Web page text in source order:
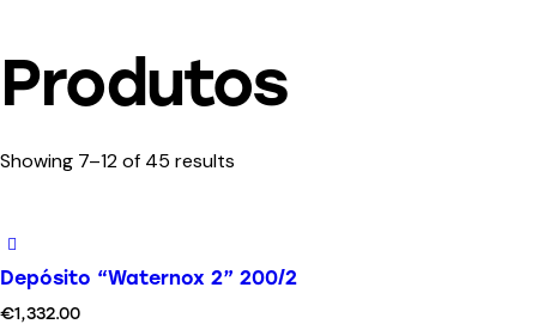
Produtos
Showing 7–12 of 45 results
Depósito “Waternox 2” 200/2
€1,332.00